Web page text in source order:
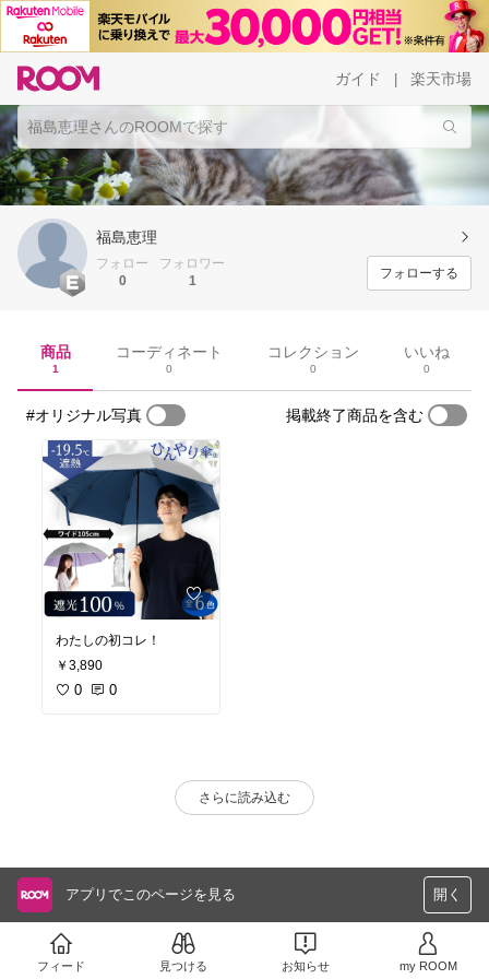
ガイド 楽天市場
福島恵理
フォロー
0
フォロワー
1
フォローする
商品
1
コーディネート
0
コレクション
0
いいね
0
#オリジナル写真 掲載終了商品を含む
わたしの初コレ！
￥3,890
0 0
さらに読み込む
アプリでこのページを見る 開く
フィード 見つける お知らせ my ROOM